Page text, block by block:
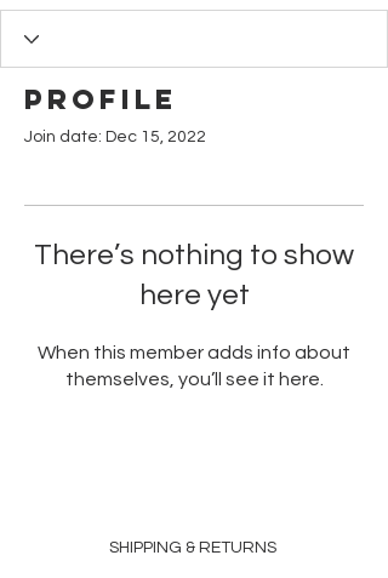
Profile
Join date: Dec 15, 2022
There’s nothing to show
here yet
When this member adds info about
themselves, you’ll see it here.
SHIPPING & RETURNS